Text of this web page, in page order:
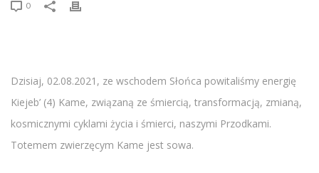
0
Dzisiaj, 02.08.2021, ze wschodem Słońca powitaliśmy energię
Kiejeb’ (4) Kame, związaną ze śmiercią, transformacją, zmianą,
kosmicznymi cyklami życia i śmierci, naszymi Przodkami.
Totemem zwierzęcym Kame jest sowa.